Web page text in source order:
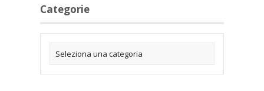
Categorie